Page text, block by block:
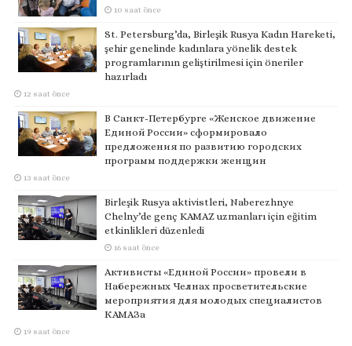
10 saat önce
St. Petersburg’da, Birleşik Rusya Kadın Hareketi,
şehir genelinde kadınlara yönelik destek
programlarının geliştirilmesi için öneriler
hazırladı
12 saat önce
В Санкт-Петербурге «Женское движение
Единой России» сформировало
предложения по развитию городских
программ поддержки женщин
13 saat önce
Birleşik Rusya aktivistleri, Naberezhnye
Chelny’de genç KAMAZ uzmanları için eğitim
etkinlikleri düzenledi
16 saat önce
Активисты «Единой России» провели в
Набережных Челнах просветительские
мероприятия для молодых специалистов
КАМАЗа
19 saat önce